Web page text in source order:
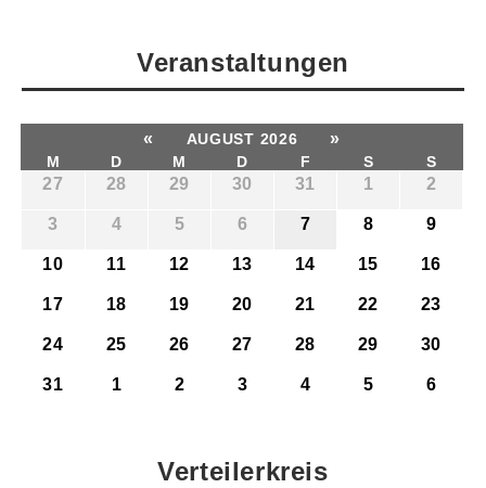
Veranstaltungen
« AUGUST 2026 »
M D M D F S S
27 28 29 30 31 1 2
3 4 5 6 7 8 9
10 11 12 13 14 15 16
17 18 19 20 21 22 23
24 25 26 27 28 29 30
31 1 2 3 4 5 6
Verteilerkreis